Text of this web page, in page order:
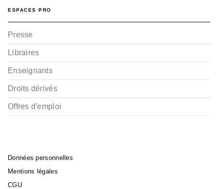
ESPACES PRO
Presse
Libraires
Enseignants
Droits dérivés
Offres d'emploi
Données personnelles
Mentions légales
CGU